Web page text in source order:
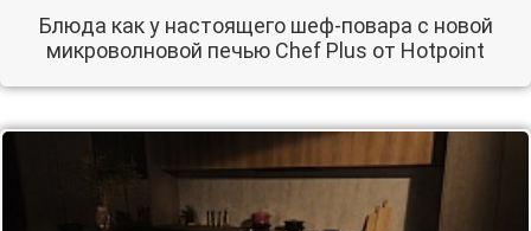
Блюда как у настоящего шеф-повара с новой
микроволновой печью Chef Plus от Hotpoint